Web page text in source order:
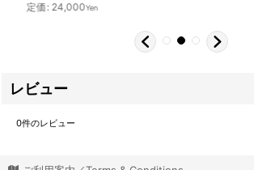
レビュー
0件のレビュー